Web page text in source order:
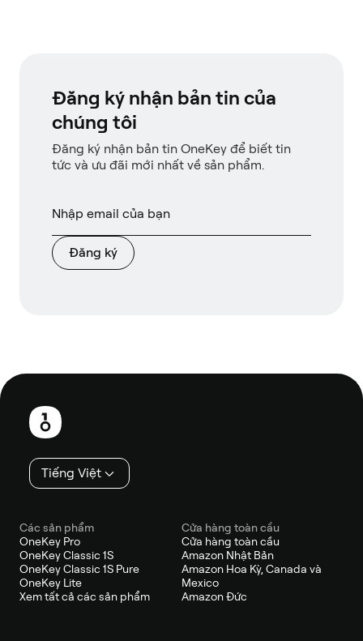
Đăng ký nhận bản tin của
chúng tôi
Đăng ký nhận bản tin OneKey để biết tin
tức và ưu đãi mới nhất về sản phẩm.
Đăng ký
Chân
trang
Tiếng Việt
Các sản phẩm
OneKey Pro
OneKey Classic 1S
OneKey Classic 1S Pure
OneKey Lite
Xem tất cả các sản phẩm
Cửa hàng toàn cầu
Cửa hàng toàn cầu
Amazon Nhật Bản
Amazon Hoa Kỳ, Canada và
Mexico
Amazon Đức